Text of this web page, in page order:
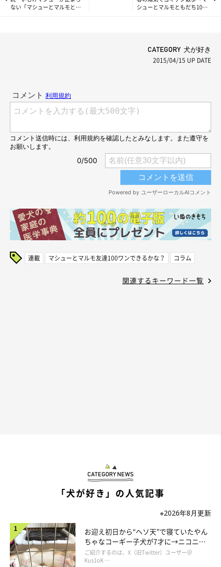
ない「マシューとマルモとも
シューとマルモともだち100
CATEGORY 犬が好き
2015/04/15 UP DATE
連載 マシューとマルモ友達100ワンできるかな？ コラム
関連するキーワード一覧
「犬が好き」の人気記事
※2026年8月更新
お迎え初日から“ヘソ天”で寝ていたやん
ちゃなコーギー子犬が7才に→ニコニ
コ“コーギースマイル”が魅力のコに成
長！
ご紹介するのは、X（旧Twitter）ユーザー＠
Kus1oK …